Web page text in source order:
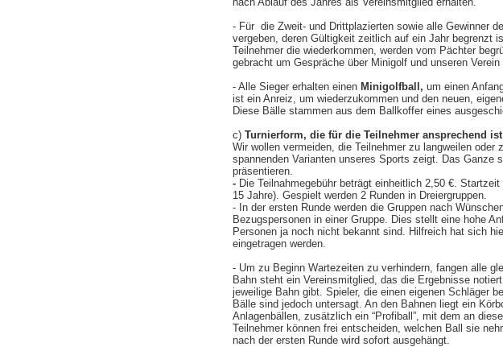
- Für die Zweit- und Drittplazierten sowie alle Gewinner
vergeben, deren Gültigkeit zeitlich auf ein Jahr begrenzt
Teilnehmer die wiederkommen, werden vom Pächter
gebracht um Gespräche über Minigolf und unseren Verein
- Alle Sieger erhalten einen Minigolfball, um einen
ist ein Anreiz, um wiederzukommen und den neuen,
Diese Bälle stammen aus dem Ballkoffer eines
c) Turnierform, die für die Teilnehmer ansprechend ist
Wir wollen vermeiden, die Teilnehmer zu langweilen
spannenden Varianten unseres Sports zeigt. Das Ganze
präsentieren.
- Die Teilnahmegebühr beträgt einheitlich 2,50 €.
15 Jahre). Gespielt werden 2 Runden in Dreiergruppen.
- In der ersten Runde werden die Gruppen nach
Bezugspersonen in einer Gruppe. Dies stellt eine hohe
Personen ja noch nicht bekannt sind. Hilfreich hat sich
eingetragen werden.
- Um zu Beginn Wartezeiten zu verhindern, fangen alle
Bahn steht ein Vereinsmitglied, das die Ergebnisse
jeweilige Bahn gibt. Spieler, die einen eigenen Schläger
Bälle sind jedoch untersagt. An den Bahnen liegt ein
Anlagenbällen, zusätzlich ein “Profiball”, mit dem an
Teilnehmer können frei entscheiden, welchen Ball sie
nach der ersten Runde wird sofort ausgehängt.